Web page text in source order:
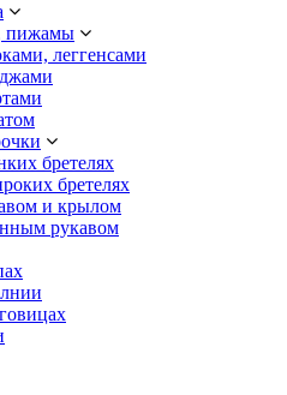
пижамы
леггенсами
бретелях
бретелях
и крылом
рукавом